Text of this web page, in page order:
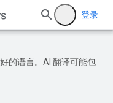
登录
的语言。AI 翻译可能包